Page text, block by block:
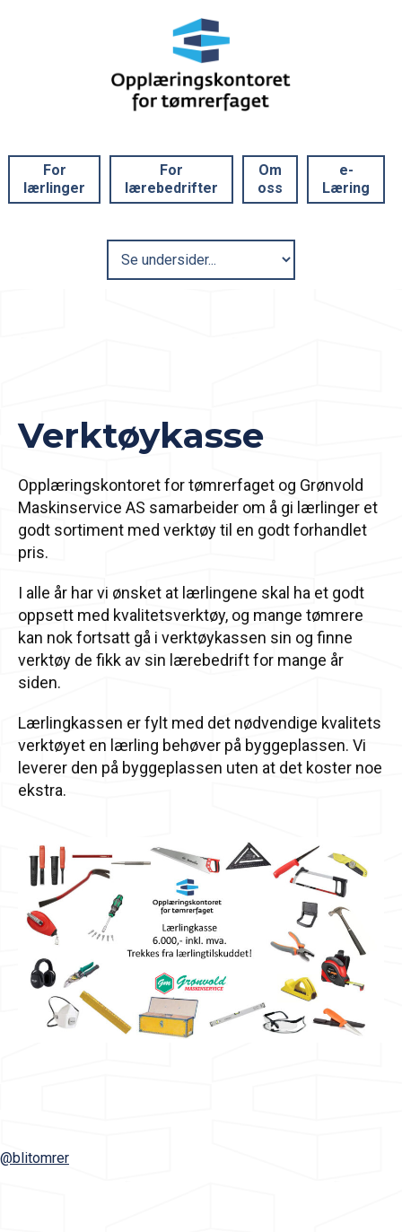
For
lærlinger
For
lærebedrifter
Om
oss
e-
Læring
Verktøykasse
Opplæringskontoret for tømrerfaget og Grønvold
Maskinservice AS samarbeider om å gi lærlinger et
godt sortiment med verktøy til en godt forhandlet
pris.
I alle år har vi ønsket at lærlingene skal ha et godt
oppsett med kvalitetsverktøy, og mange tømrere
kan nok fortsatt gå i verktøykassen sin og finne
verktøy de fikk av sin lærebedrift for mange år
siden.
Lærlingkassen er fylt med det nødvendige kvalitets
verktøyet en lærling behøver på byggeplassen. Vi
leverer den på byggeplassen uten at det koster noe
ekstra.
@blitomrer